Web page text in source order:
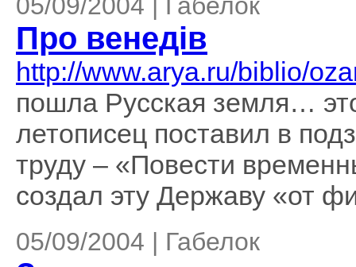
Про венедів
http://www.arya.ru/biblio/
пошла Русская земля…
летописец поставил в
труду – «Повести
создал эту Державу «от
05/09/2004 | Габелок